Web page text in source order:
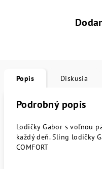
Popis Diskusia
Podrobný popis
Lodičky Gabor s voľnou
každý deň. Sling lodičky
COMFORT